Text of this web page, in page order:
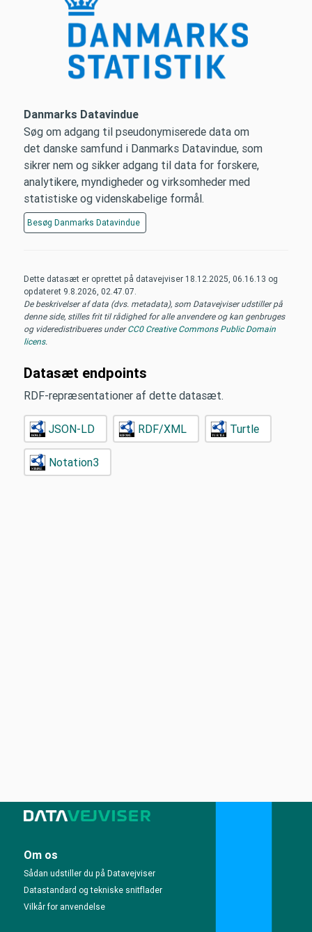
Danmarks Datavindue
Søg om adgang til pseudonymiserede data om
det danske samfund i Danmarks Datavindue, som
sikrer nem og sikker adgang til data for forskere,
analytikere, myndigheder og virksomheder med
statistiske og videnskabelige formål.
Besøg Danmarks Datavindue
Dette datasæt er oprettet på datavejviser 18.12.2025, 06.16.13 og
opdateret 9.8.2026, 02.47.07.
De beskrivelser af data (dvs. metadata), som Datavejviser udstiller på
denne side, stilles frit til rådighed for alle anvendere og kan genbruges
og videredistribueres underCC0 Creative Commons Public Domain
licens.
Datasæt endpoints
RDF-repræsentationer af dette datasæt.
JSON-LD RDF/XML Turtle
Notation3
Om os
Sådan udstiller du på Datavejviser
Datastandard og tekniske snitflader
Vilkår for anvendelse